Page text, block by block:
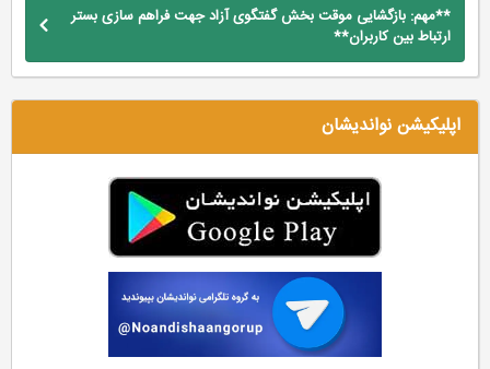
**مهم: بازگشایی موقت بخش گفتگوی آزاد جهت فراهم سازی بستر
ارتباط بین کاربران**
اپلیکیشن نواندیشان